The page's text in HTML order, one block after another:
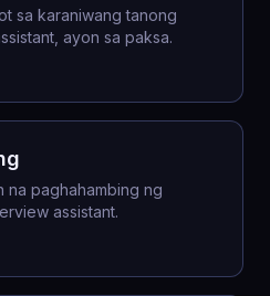
sa karaniwang tanong
ayon sa paksa.
na paghahambing ng
assistant.